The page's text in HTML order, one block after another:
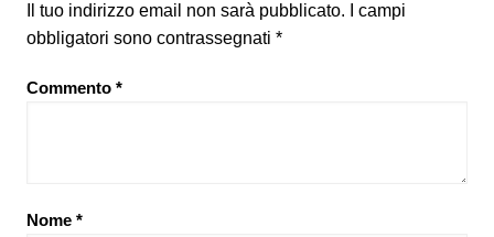
Il tuo indirizzo email non sarà pubblicato.
I campi
obbligatori sono contrassegnati *
Commento *
Nome *